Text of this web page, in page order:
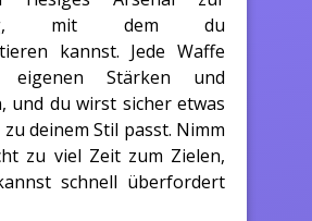
mit dem du
kannst. Jede Waffe
Stärken und
und du wirst sicher etwas
deinem Stil passt. Nimm
zu viel Zeit zum Zielen,
schnell überfordert